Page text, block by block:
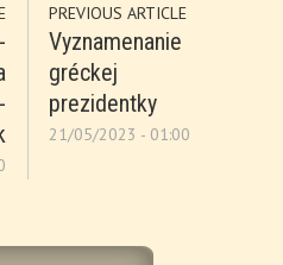
PREVIOUS ARTICLE
Vyznamenanie
gréckej
prezidentky
21/05/2023 - 01:00